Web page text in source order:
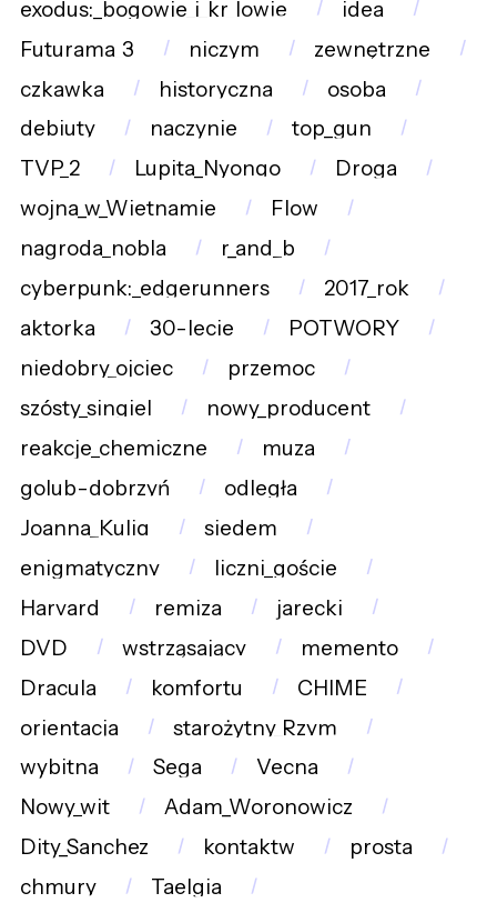
exodus:_bogowie_i_kr_lowie
idea
Futurama_3
niczym
zewnętrzne
czkawka
historyczna
osoba
debiuty
naczynie
top_gun
TVP_2
Lupita_Nyongo
Droga
wojna_w_Wietnamie
Flow
nagroda_nobla
r_and_b
cyberpunk:_edgerunners
2017_rok
aktorka
30-lecie
POTWORY
niedobry_ojciec
przemoc
szósty_singiel
nowy_producent
reakcje_chemiczne
muza
golub-dobrzyń
odległa
Joanna_Kulig
siedem
enigmatyczny
liczni_goście
Harvard
remiza
jarecki
DVD
wstrząsający
memento
Dracula
komfortu
CHIME
orientacja
starożytny_Rzym
wybitna
Sega
Vecna
Nowy_wit
Adam_Woronowicz
Dity_Sanchez
kontaktw
prosta
chmury
Taelgia